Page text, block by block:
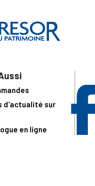
d'actualité sur
en ligne